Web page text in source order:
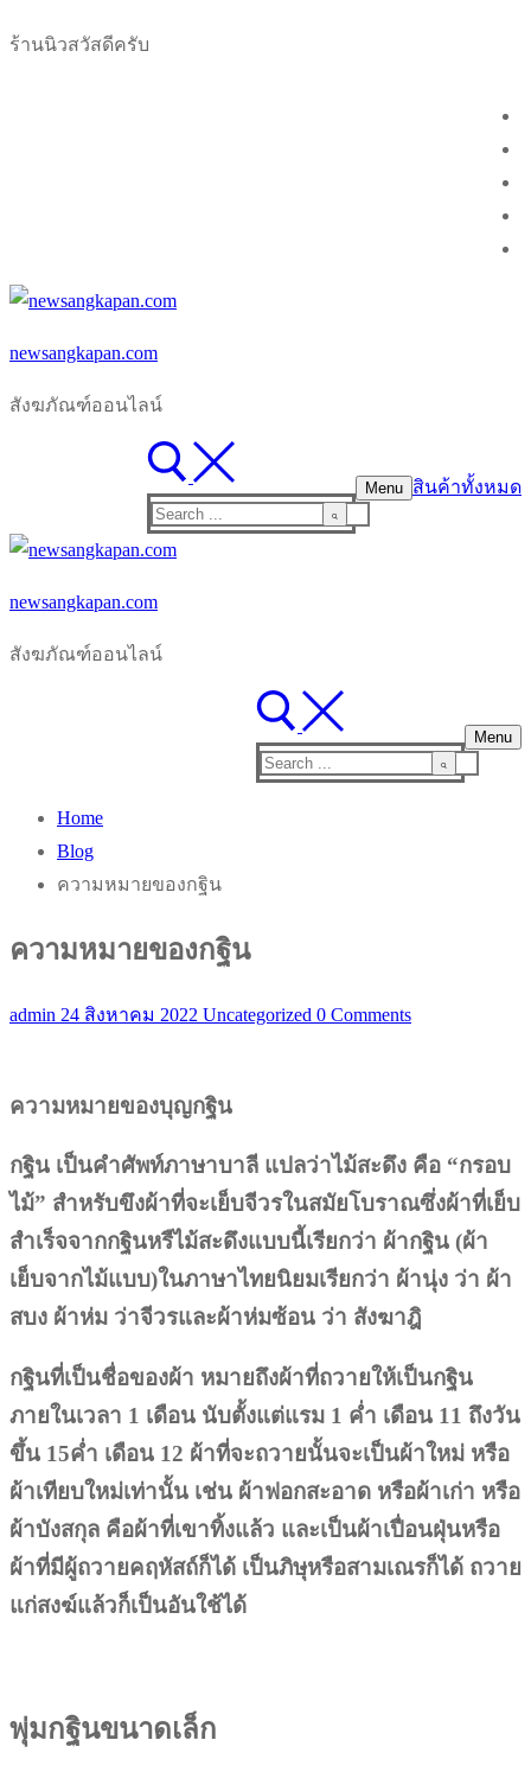
to
ร้านนิวสวัสดีครับ
newsangkapan.com
สังฆภัณฑ์ออนไลน์
Search
for:
Menu สินค้าทั้งหมด
newsangkapan.com
สังฆภัณฑ์ออนไลน์
Search
Menu
Home
Blog
ความหมายของกฐิน
ความหมายของกฐิน
admin 24 สิงหาคม 2022 Uncategorized 0 Comments
ความหมายของบุญกฐิน
กฐิน เป็นคำศัพท์ภาษาบาลี แปลว่าไม้สะดึง คือ “กรอบ
ไม้” สำหรับขึงผ้าที่จะเย็บจีวรในสมัยโบราณซึ่งผ้าที่เย็บ
สำเร็จจากกฐินหรืไม้สะดึงแบบนี้เรียกว่า ผ้ากฐิน (ผ้า
เย็บจากไม้แบบ)ในภาษาไทยนิยมเรียกว่า ผ้านุ่ง ว่า ผ้า
สบง ผ้าห่ม ว่าจีวรและผ้าห่มซ้อน ว่า สังฆาฎิ
กฐินที่เป็นชื่อของผ้า หมายถึงผ้าที่ถวายให้เป็นกฐิน
ภายในเวลา 1 เดือน นับตั้งแต่แรม 1 ค่ำ เดือน 11 ถึงวัน
ขึ้น 15ค่ำ เดือน 12 ผ้าที่จะถวายนั้นจะเป็นผ้าใหม่ หรือ
ผ้าเทียบใหม่เท่านั้น เช่น ผ้าฟอกสะอาด หรือผ้าเก่า หรือ
ผ้าบังสกุล คือผ้าที่เขาทิ้งแล้ว และเป็นผ้าเปื่อนฝุ่นหรือ
ผ้าที่มีผู้ถวายคฤหัสถ์ก็ได้ เป็นภิษุหรือสามเณรก็ได้ ถวาย
แก่สงฆ์แล้วก็เป็นอันใช้ได้
พุ่มกฐินขนาดเล็ก